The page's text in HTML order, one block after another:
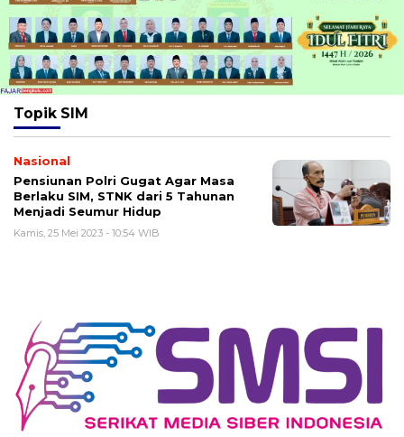
Topik SIM
Nasional
Pensiunan Polri Gugat Agar Masa
Berlaku SIM, STNK dari 5 Tahunan
Menjadi Seumur Hidup
Kamis, 25 Mei 2023 - 10:54 WIB